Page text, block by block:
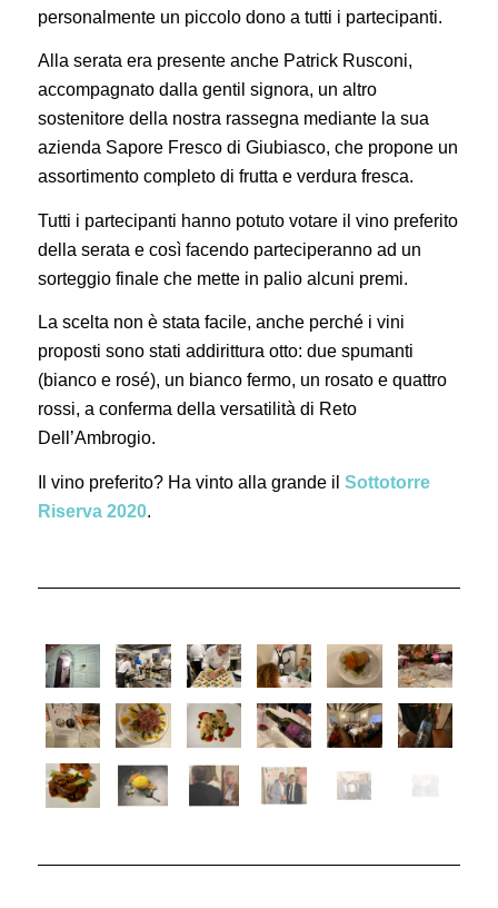
personalmente un piccolo dono a tutti i partecipanti.
Alla serata era presente anche Patrick Rusconi,
accompagnato dalla gentil signora, un altro
sostenitore della nostra rassegna mediante la sua
azienda Sapore Fresco di Giubiasco, che propone un
assortimento completo di frutta e verdura fresca.
Tutti i partecipanti hanno potuto votare il vino preferito
della serata e così facendo parteciperanno ad un
sorteggio finale che mette in palio alcuni premi.
La scelta non è stata facile, anche perché i vini
proposti sono stati addirittura otto: due spumanti
(bianco e rosé), un bianco fermo, un rosato e quattro
rossi, a conferma della versatilità di Reto
Dell’Ambrogio.
Il vino preferito? Ha vinto alla grande il Sottotorre
Riserva 2020.